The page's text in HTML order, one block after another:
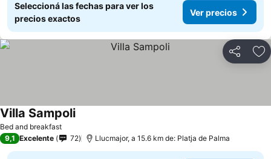
Seleccioná las fechas para ver los
precios exactos
Ver precios
Compartir
Bed and breakfast
Villa Sampoli
9,1 Excelente 72 Llucmajor, a 15.6 km de: Platja de Palma